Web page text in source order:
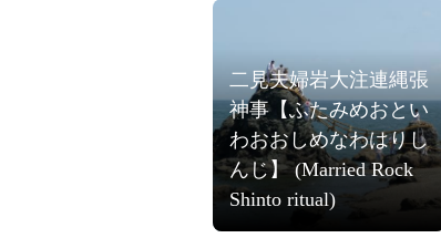
二見夫婦岩大注連縄張
神事【ふたみめおとい
わおおしめなわはりし
んじ】 (Married Rock
Shinto ritual)